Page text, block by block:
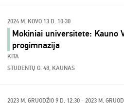
2024 M. KOVO 13 D. 10:30
Mokiniai universitete: Kauno
progimnazija
KITA
STUDENTŲ G. 48, KAUNAS
2023 M. GRUODŽIO 9 D. 12:30 - 2023 M.